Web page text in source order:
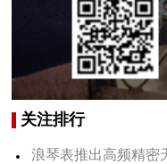
关注排行
浪琴表推出高频精密